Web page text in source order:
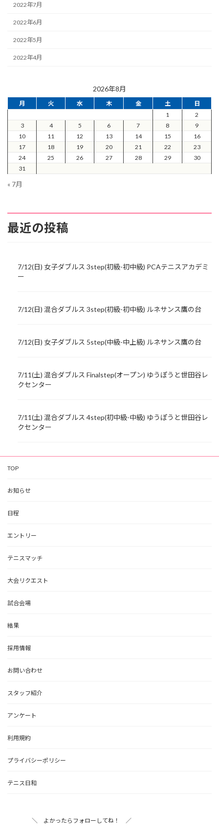
2022年7月
2022年6月
2022年5月
2022年4月
2026年8月
月 火 水 木 金 土
日
1
2
3
4 5 6 7 8
9
10
11 12 13 14 15
16
17
18 19 20 21 22
23
24
25 26 27 28 29
30
31
« 7月
最近の投稿
7/12(日) 女子ダブルス 3step(初級-初中級) PCAテニスアカデミ
ー
7/12(日) 混合ダブルス 3step(初級-初中級) ルネサンス鷹の台
7/12(日) 女子ダブルス 5step(中級-中上級) ルネサンス鷹の台
7/11(土) 混合ダブルス Finalstep(オープン) ゆうぽうと世田谷レ
クセンター
7/11(土) 混合ダブルス 4step(初中級-中級) ゆうぽうと世田谷レ
クセンター
TOP
お知らせ
日程
エントリー
テニスマッチ
大会リクエスト
試合会場
結果
採用情報
お問い合わせ
スタッフ紹介
アンケート
利用規約
プライバシーポリシー
テニス日和
＼ よかったらフォローしてね！ ／